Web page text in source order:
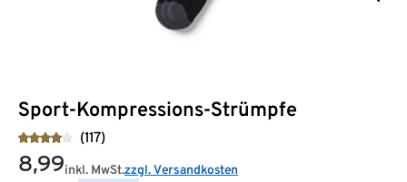
Sport-Kompressions-Strümpfe
(117)
8,99inkl. MwSt.zzgl. Versandkosten